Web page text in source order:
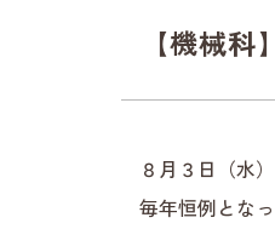
【機械
８月３日（水）
毎年恒例とな